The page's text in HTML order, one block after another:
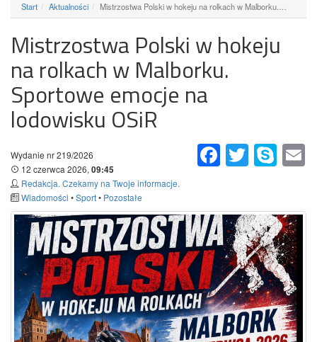
Start Aktualności Mistrzostwa Polski w hokeju na rolkach w Malborku.…
Mistrzostwa Polski w hokeju
na rolkach w Malborku.
Sportowe emocje na
lodowisku OSiR
FacebookTwitter Skype
Wydanie nr 219/2026
12 czerwca 2026, 09:45
Redakcja. Czekamy na Twoje informacje.
Wiadomości •Sport• Pozostałe